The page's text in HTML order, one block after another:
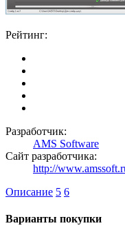
Рейтинг:
Разработчик:
AMS Software
Сайт разработчика:
http://
Описание 5 6
Варианты покупки